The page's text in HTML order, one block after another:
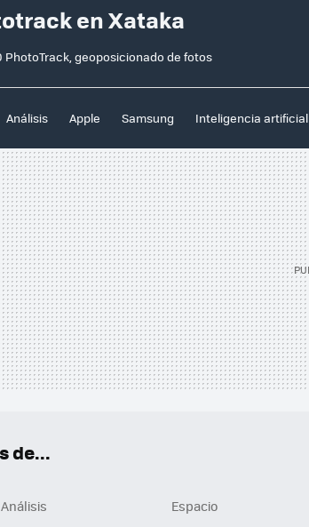
en Xataka
geoposicionado de fotos
Análisis Apple Samsung Inteligencia artificial
de...
Análisis Espacio